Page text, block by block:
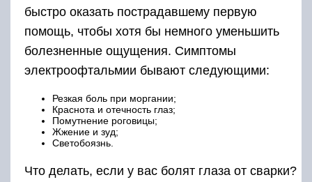
быстро оказать пострадавшему первую
помощь, чтобы хотя бы немного уменьшить
болезненные ощущения. Симптомы
электроофтальмии бывают следующими:
Резкая боль при моргании;
Краснота и отечность глаз;
Помутнение роговицы;
Жжение и зуд;
Светобоязнь.
Что делать, если у вас болят глаза от сварки?